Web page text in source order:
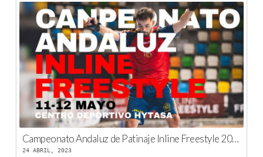
Campeonato Andaluz de Patinaje Inline Freestyle 2023
24 ABRIL, 2023